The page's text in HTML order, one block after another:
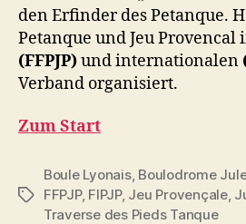
den Erfinder des Petanque.
Petanque und Jeu Provencal
(FFPJP)und internationalen
Verband organisiert.
Zum Start
Schlagwörter
Boule Lyonais, Boulodrome
FFPJP, FIPJP, Jeu Provençale,
Traverse des Pieds Tanque